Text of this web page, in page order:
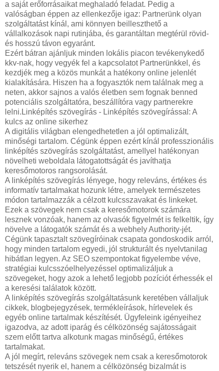
a saját erőforrásaikat meghaladó feladat. Pedig a
valóságban éppen az ellenkezője igaz: Partnerünk olyan
szolgáltatást kínál, ami könnyen beilleszthető a
vállalkozások napi rutinjába, és garantáltan megtérül rövid-
és hosszú távon egyaránt.
Ezért bátran ajánljuk minden lokális piacon tevékenykedő
kkv-nak, hogy vegyék fel a kapcsolatot Partnerünkkel, és
kezdjék meg a közös munkát a hatékony online jelenlét
kialakítására. Hiszen ha a fogyasztók nem találnak meg a
neten, akkor sajnos a valós életben sem fognak benned
potenciális szolgáltatóra, beszállítóra vagy partnerekre
lelni.Linképítés szövegírás - Linképítés szövegírással: A
kulcs az online sikerhez
A digitális világban elengedhetetlen a jól optimalizált,
minőségi tartalom. Cégünk éppen ezért kínál professzionális
linképítés szövegírás szolgáltatást, amellyel hatékonyan
növelheti weboldala látogatottságát és javíthatja
keresőmotoros rangsorolását.
A linképítés szövegírás lényege, hogy releváns, értékes és
informatív tartalmakat hozunk létre, amelyek természetes
módon tartalmazzák a célzott kulcsszavakat és linkeket.
Ezek a szövegek nem csak a keresőmotorok számára
lesznek vonzóak, hanem az olvasók figyelmét is felkeltik, így
növelve a látogatók számát és a webhely Authority-jét.
Cégünk tapasztalt szövegíróinak csapata gondoskodik arról,
hogy minden tartalom egyedi, jól strukturált és nyelvtanilag
hibátlan legyen. Az SEO szempontokat figyelembe véve,
stratégiai kulcsszóelhelyezéssel optimalizáljuk a
szövegeket, hogy azok a lehető legjobb pozíciót érhessék el
a keresési találatok között.
A linképítés szövegírás szolgáltatásunk keretében vállaljuk
cikkek, blogbejegyzések, termékleírások, hírlevelek és
egyéb online tartalmak készítését. Ügyfeleink igényeihez
igazodva, az adott iparág és célközönség sajátosságait
szem előtt tartva alkotunk magas minőségű, értékes
tartalmakat.
A jól megírt, releváns szövegek nem csak a keresőmotorok
tetszését nyerik el, hanem a célközönség bizalmát is